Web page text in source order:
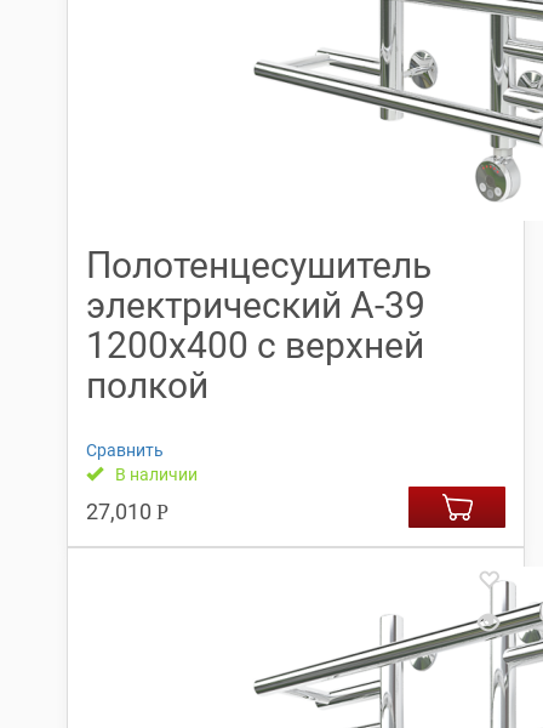
Полотенцесушитель
электрический А-39
1200х400 с верхней
полкой
Сравнить
В наличии
27,010 Р